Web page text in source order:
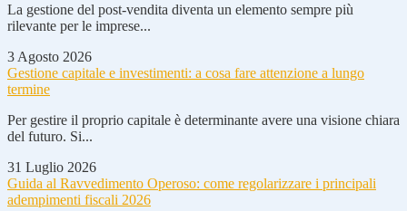
La gestione del post-vendita diventa un elemento sempre più
rilevante per le imprese...
3 Agosto 2026
Gestione capitale e investimenti: a cosa fare attenzione a lungo
termine
Per gestire il proprio capitale è determinante avere una visione chiara
del futuro. Si...
31 Luglio 2026
Guida al Ravvedimento Operoso: come regolarizzare i principali
adempimenti fiscali 2026